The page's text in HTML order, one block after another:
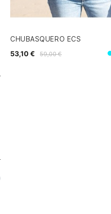
CHUBASQUERO ECS
59,00 €
53,10 €